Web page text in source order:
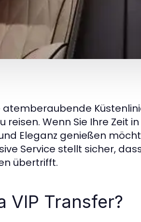
reisen. Wenn Sie Ihre Zeit
Eleganz genießen
Service stellt sicher,
übertrifft.
VIP Transfer?